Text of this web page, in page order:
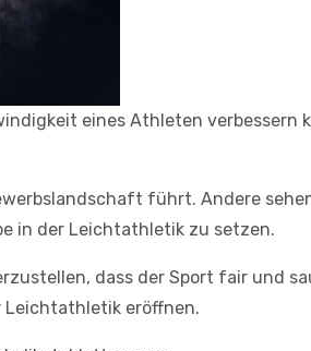
eines Athleten verbessern
führt. Andere
in der Leichtathletik zu setzen.
dass der Sport fair und
Leichtathletik eröffnen.